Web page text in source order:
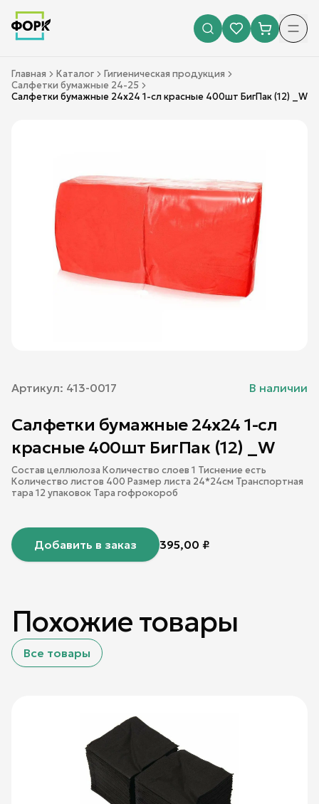
Главная Каталог
Гигиеническая продукция
Салфетки бумажные 24-25
Салфетки бумажные 24х24 1-сл красные 400шт БигПак (12) _W
Артикул: 413-0017 В наличии
Салфетки бумажные 24х24 1-сл
красные 400шт БигПак (12) _W
Состав целлюлоза Количество слоев 1 Тиснение есть
Количество листов 400 Размер листа 24*24см Транспортная
тара 12 упаковок Тара гофрокороб
Добавить в заказ 395,00 ₽
Похожие товары
Все товары